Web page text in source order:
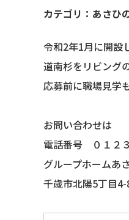
あさひ
令和2年1月に開設
道南杉をリビング
応募前に職場見学
お問い合わせは
電話番号 ０１２
グループホームあ
千歳市北陽5丁目4-